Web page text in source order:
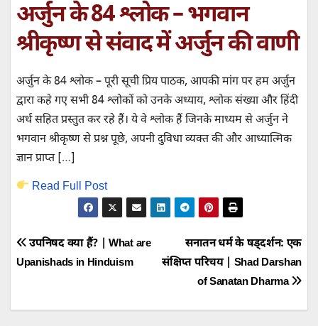
अर्जुन के 84 श्लोक – भगवान
श्रीकृष्ण से संवाद में अर्जुन की वाणी
अर्जुन के 84 श्लोक – पूरी सूची प्रिय पाठक, आपकी मांग पर हम अर्जुन
द्वारा कहे गए सभी 84 श्लोकों को उनके अध्याय, श्लोक संख्या और हिंदी
अर्थ सहित प्रस्तुत कर रहे हैं। ये वे श्लोक हैं जिनके माध्यम से अर्जुन ने
भगवान श्रीकृष्ण से प्रश्न पूछे, अपनी दुविधा व्यक्त की और आध्यात्मिक
ज्ञान प्राप्त […]
Read Full Post
Post
navigation
सनातन धर्म के षड्दर्शन: एक
संक्षिप्त परिचय | Shad Darshan
of Sanatan Dharma
उपनिषद क्या हैं? | What are
Upanishads in Hinduism